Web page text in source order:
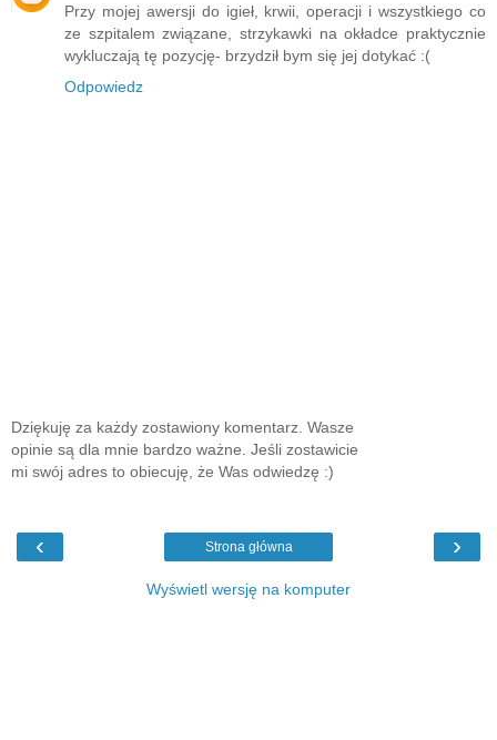
Przy mojej awersji do igieł, krwii, operacji i wszystkiego co
ze szpitalem związane, strzykawki na okładce praktycznie
wykluczają tę pozycję- brzydził bym się jej dotykać :(
Odpowiedz
Dziękuję za każdy zostawiony komentarz. Wasze
opinie są dla mnie bardzo ważne. Jeśli zostawicie
mi swój adres to obiecuję, że Was odwiedzę :)
‹ ›
Strona główna
Wyświetl wersję na komputer